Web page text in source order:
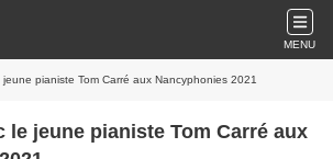
MENU
pianiste Tom Carré aux Nancyphonies 2021
le jeune pianiste Tom Carré aux